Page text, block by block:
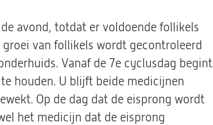
avond, totdat er voldoende follikels
van follikels wordt gecontroleerd
Vanaf de 7e cyclusdag begint
houden. U blijft beide medicijnen
Op de dag dat de eisprong wordt
het medicijn dat de eisprong